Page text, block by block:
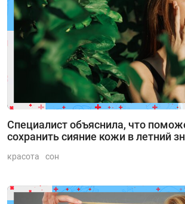
Специалист объяснила, что
сохранить сияние кожи в летний
красота сон